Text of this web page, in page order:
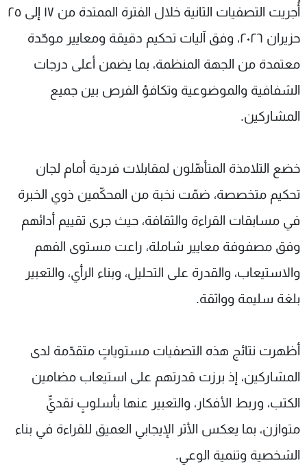
أُجريت التصفيات الثانية خلال الفترة الممتدة من ١٧ إلى ٢٥
حزيران ٢٠٢٦، وفق آليات تحكيم دقيقة ومعايير موحّدة
معتمدة من الجهة المنظمة، بما يضمن أعلى درجات
الشفافية والموضوعية وتكافؤ الفرص بين جميع
المشاركين.
خضع التلامذة المتأهّلون لمقابلات فردية أمام لجان
تحكيم متخصصة، ضمّت نخبة من المحكّمين ذوي الخبرة
في مسابقات القراءة والثقافة، حيث جرى تقييم أدائهم
وفق مصفوفة معايير شاملة، راعت مستوى الفهم
والاستيعاب، والقدرة على التحليل، وبناء الرأي، والتعبير
بلغة سليمة وواثقة.
أظهرت نتائج هذه التصفيات مستوياتٍ متقدّمة لدى
المشاركين، إذ برزت قدرتهم على استيعاب مضامين
الكتب، وربط الأفكار، والتعبير عنها بأسلوبٍ نقديٍّ
متوازن، بما يعكس الأثر الإيجابي العميق للقراءة في بناء
الشخصية وتنمية الوعي.